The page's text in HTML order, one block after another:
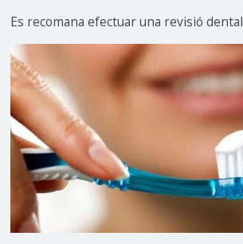
Es recomana efectuar una revisió dental